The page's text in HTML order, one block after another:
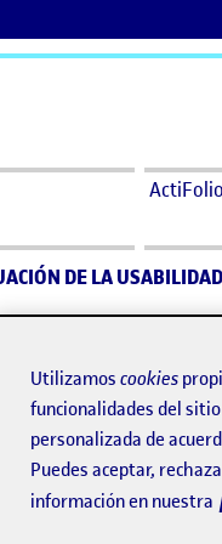
DE LA
de publicación
202211 agosto, 2022 7:35 am
-1 comentarioen PEC 4 –
Utilizamos cookies
funcionalidades del
personalizada de
Puedes aceptar,
información en nuestra